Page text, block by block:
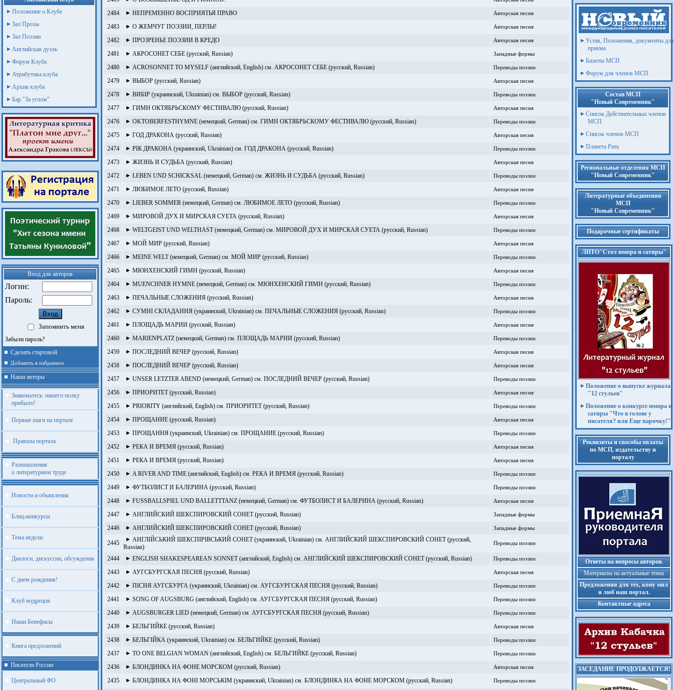
Положение о Клубе
Зал Прозы
Зал Поэзии
Английская дуэль
Форум Клуба
Атрибутика клуба
Архив клуба
Бар "За углом"
Вход для авторов
Логин:
Пароль:
Запомнить меня
Забыли пароль?
Сделать стартовой
Добавить в избранное
Наши авторы
Знакомьтесь: нашего полку
прибыло!
Первые шаги на портале
Правила портала
Размышления
о литературном труде
Новости и объявления
Блиц-конкурсы
Тема недели
Диалоги, дискуссии, обсуждения
С днем рождения!
Клуб мудрецов
Наши Бенефисы
Книга предложений
Писатели России
Центральный ФО
. Призер Второго этапа Первого открытого смотра-
. Лауреат Второго этапа Первого открытого смотра-
. Диплом жюри Конкурса фантастики, фэнтази и
"Вся королевская рать", 1-й этап Номинация: Фантастика, фэнтези,
мистика, детективы и приключения
. Литературный конкурс «МЫ ПОМНИМ ВСЕ...»
. Литературный конкурс «МЫ ПОМНИМ ВСЕ...»
. За плодотворную работу в жюри Второго этапа
. Грамота читательских симпатий по итогам
конкурса "О, Альпы и Рейн, и Дунай голубой!"
2484 НЕПРЕМЕННО ВОСПРИЯТЬЯ ПРАВО Авторская песня
2483 О ЖЕМЧУГ ПОЭЗИИ, ПЕРЛЫ! Авторская песня
2482 ПРОЗРЕНЬЕ ПОЭЗИИ В КРЕДО Авторская песня
2481 ­­­АКРОСОНЕТ СЕБЕ (русский, Russian) Западные формы
2480 ACROSONNET TO MYSELF (английский, English) см. АКРОСОНЕТ СЕБЕ (русский, Russian) Переводы поэзии
2479 ­ВЫБОР (русский, Russian) Авторская песня
2478 ВИБІР (украинский, Ukrainian) см. ВЫБОР (русский, Russian) Переводы поэзии
2477 ­ГИМН ОКТЯБРЬСКОМУ ФЕСТИВАЛЮ (русский, Russian) Авторская песня
2476 OKTOBERFESTHYMNE (немецкий, German) см. ГИМН ОКТЯБРЬСКОМУ ФЕСТИВАЛЮ (русский, Russian) Переводы поэзии
2475 ­ГОД ДРАКОНА (русский, Russian) Авторская песня
2474 РІК ДРАКОНА (украинский, Ukrainian) см. ГОД ДРАКОНА (русский, Russian) Переводы поэзии
2473 ЖИЗНЬ И СУДЬБА (русский, Russian) Авторская песня
2472 LEBEN UND SCHICKSAL (немецкий, German) см. ЖИЗНЬ И СУДЬБА (русский, Russian) Переводы поэзии
2471 ЛЮБИМОЕ ЛЕТО (русский, Russian) Авторская песня
2470 LIEBER SOMMER (немецкий, German) см. ЛЮБИМОЕ ЛЕТО (русский, Russian) Переводы поэзии
2469 МИРОВОЙ ДУХ И МИРСКАЯ СУЕТА (русский, Russian) Авторская песня
2468 WELTGEIST UND WELTHAST (немецкий, German) см. МИРОВОЙ ДУХ И МИРСКАЯ СУЕТА (русский, Russian) Переводы поэзии
2467 МОЙ МИР (русский, Russian) Авторская песня
2466 MEINE WELT (немецкий, German) см. МОЙ МИР (русский, Russian) Переводы поэзии
2465 МЮНХЕНСКИЙ ГИМН (русский, Russian) Авторская песня
2464 MUENCHNER HYMNE (немецкий, German) см. МЮНХЕНСКИЙ ГИМН (русский, Russian) Переводы поэзии
2463 ПЕЧАЛЬНЫЕ СЛОЖЕНИЯ (русский, Russian) Авторская песня
2462 СУМНІ СКЛАДАННЯ (украинский, Ukrainian) см. ПЕЧАЛЬНЫЕ СЛОЖЕНИЯ (русский, Russian) Переводы поэзии
2461 ПЛОЩАДЬ МАРИИ (русский, Russian) Авторская песня
2460 MARIENPLATZ (немецкий, German) см. ПЛОЩАДЬ МАРИИ (русский, Russian) Переводы поэзии
2459 ПОСЛЕДНИЙ ВЕЧЕР (русский, Russian) Авторская песня
2458 ПОСЛЕДНИЙ ВЕЧЕР (русский, Russian) Авторская песня
2457 UNSER LETZTER ABEND (немецкий, German) см. ПОСЛЕДНИЙ ВЕЧЕР (русский, Russian) Переводы поэзии
2456 ПРИОРИТЕТ (русский, Russian) Авторская песня
2455 PRIORITY (английский, English) см. ПРИОРИТЕТ (русский, Russian) Переводы поэзии
2454 ПРОЩАНИЕ (русский, Russian) Авторская песня
2453 ПРОЩАННЯ (украинский, Ukrainian) см. ПРОЩАНИЕ (русский, Russian) Переводы поэзии
2452 РЕКА И ВРЕМЯ (русский, Russian) Авторская песня
2451 РЕКА И ВРЕМЯ (русский, Russian) Авторская песня
2450 A RIVER AND TIME (английский, English) см. РЕКА И ВРЕМЯ (русский, Russian) Переводы поэзии
2449 ФУТБОЛИСТ И БАЛЕРИНА (русский, Russian) Переводы поэзии
2448 FUSSBALLSPIEL UND BALLETTTANZ (немецкий, German) см. ФУТБОЛИСТ И БАЛЕРИНА (русский, Russian) Авторская песня
2447 АНГЛИЙСКИЙ ШЕКСПИРОВСКИЙ СОНЕТ (русский, Russian) Западные формы
2446 АНГЛИЙСКИЙ ШЕКСПИРОВСКИЙ СОНЕТ (русский, Russian) Западные формы
2445
АНГЛІЙСЬКИЙ ШЕКСПІРІВСЬКИЙ СОНЕТ (украинский, Ukrainian) см. АНГЛИЙСКИЙ ШЕКСПИРОВСКИЙ СОНЕТ (русский,
Russian)
Переводы поэзии
2444 ENGLISH SHAKESPEAREAN SONNET (английский, English) см. АНГЛИЙСКИЙ ШЕКСПИРОВСКИЙ СОНЕТ (русский, Russian) Переводы поэзии
2443 АУГСБУРГСКАЯ ПЕСНЯ (русский, Russian) Авторская песня
2442 ПІСНЯ АУГСБУРГА (украинский, Ukrainian) см. АУГСБУРГСКАЯ ПЕСНЯ (русский, Russian) Переводы поэзии
2441 SONG OF AUGSBURG (английский, English) см. АУГСБУРГСКАЯ ПЕСНЯ (русский, Russian) Переводы поэзии
2440 AUGSBURGER LIED (немецкий, German) см. АУГСБУРГСКАЯ ПЕСНЯ (русский, Russian) Переводы поэзии
2439 БЕЛЬГИЙКЕ (русский, Russian) Авторская песня
2438 БЕЛЬГІЙКА (украинский, Ukrainian) см. БЕЛЬГИЙКЕ (русский, Russian) Переводы поэзии
2437 TO ONE BELGIAN WOMAN (английский, English) см. БЕЛЬГИЙКЕ (русский, Russian) Переводы поэзии
2436 БЛОНДИНКА НА ФОНЕ МОРСКОМ (русский, Russian) Авторская песня
2435 БЛОНДИНКА НА ФОНІ МОРСЬКІМ (украинский, Ukrainian) см. БЛОНДИНКА НА ФОНЕ МОРСКОМ (русский, Russian) Переводы поэзии
Устав, Положения, документы для
приема
Билеты МСП
Форум для членов МСП
Состав МСП
"Новый Современник"
Список Действительных членов
МСП
Список членов МСП
Планета Рать
Региональные отделения МСП
"Новый Современник"
Литературные объединения
МСП
"Новый Современник"
Подарочные сертификаты
ЛИТО"Стол юмора и сатиры"
Положение о выпуске журнала
"12 стульев"
Положение о конкурсе юмора и
сатиры "Что в голове у
писателя? или Еще парочку!"
Реквизиты и способы оплаты
по МСП, издательству и
порталу
Ответы на вопросы авторов.
Материалы на актуальные темы
Предложения для тех, кому мил
и люб наш портал.
Контактные адреса
ЗАСЕДАНИЕ ПРОДОЛЖАЕТСЯ!